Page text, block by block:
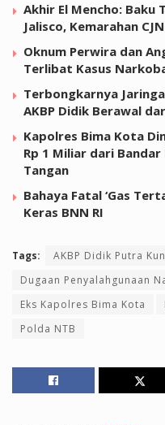
Akhir El Mencho: Baku
Jalisco, Kemarahan
Oknum Perwira dan
Terlibat Kasus
Terbongkarnya
AKBP Didik Berawal
Kapolres Bima Kota
Rp 1 Miliar dari
Tangan
Bahaya Fatal ‘Gas
Keras BNN RI
Tags: AKBP Didik Putra
Dugaan Penyalahgunaan
Eks Kapolres Bima Kota
Polda NTB